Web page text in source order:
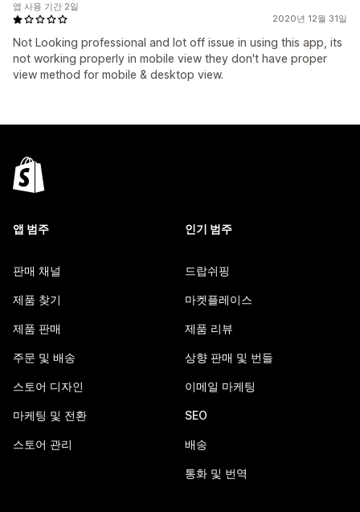
2020년 12월 31일
Not Looking professional and lot off issue in using this app, its
not working properly in mobile view they don't have proper
view method for mobile & desktop view.
앱 사용 기간 2일
앱 범주
판매 채널
제품 찾기
제품 판매
주문 및 배송
스토어 디자인
마케팅 및 전환
스토어 관리
인기 범주
드랍쉬핑
마켓플레이스
제품 리뷰
상향 판매 및 번들
이메일 마케팅
SEO
배송
통화 및 번역